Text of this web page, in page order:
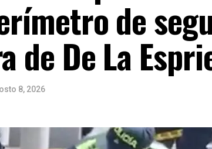
de
de De La
8, 2026